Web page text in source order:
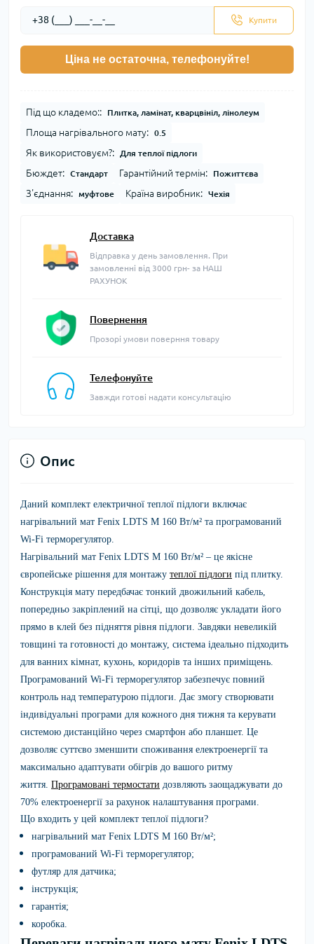
Купити
Ціна не остаточна, телефонуйте!
Під що кладемо:: Плитка, ламінат, кварцвініл, лінолеум
Площа нагрівального мату: 0.5
Як використовуєм?: Для теплої підлоги
Бюждет: Стандарт Гарантійний термін: Пожиттєва
З'єднання: муфтове Країна виробник: Чехія
Доставка
Відправка у день замовлення. При
замовленні від 3000 грн- за НАШ
РАХУНОК
Повернення
Прозорі умови поверння товару
Телефонуйте
Завжди готові надати консультацію
Опис
Даний комплект електричної теплої підлоги включає
нагрівальний мат Fenix LDTS M 160 Вт/м² та програмований
Wi-Fi терморегулятор.
Нагрівальний мат Fenix LDTS M 160 Вт/м² – це якісне
європейське рішення для монтажу теплої підлоги під плитку.
Конструкція мату передбачає тонкий двожильний кабель,
попередньо закріплений на сітці, що дозволяє укладати його
прямо в клей без підняття рівня підлоги. Завдяки невеликій
товщині та готовності до монтажу, система ідеально підходить
для ванних кімнат, кухонь, коридорів та інших приміщень.
Програмований Wi-Fi терморегулятор забезпечує повний
контроль над температурою підлоги. Дає змогу створювати
індивідуальні програми для кожного дня тижня та керувати
системою дистанційно через смартфон або планшет. Це
дозволяє суттєво зменшити споживання електроенергії та
максимально адаптувати обігрів до вашого ритму
життя. Програмовані термостати дозвляють заощаджувати до
70% електроенергії за рахунок налаштування програми.
Що входить у цей комплект теплої підлоги?
нагрівальний мат Fenix LDTS M 160 Вт/м²;
програмований Wi-Fi терморегулятор;
футляр для датчика;
інструкція;
гарантія;
коробка.